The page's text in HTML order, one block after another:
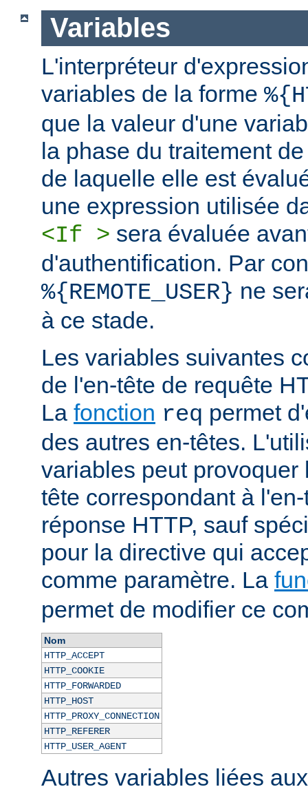
Variables
L'interpréteur
variables de la forme
que la valeur d'une
la phase du traitement
de laquelle elle est
une expression utilisée
<If > sera évaluée
d'authentification. Par
%{REMOTE_USER} ne
à ce stade.
Les variables suivantes
de l'en-tête de requête
La fonction req permet
des autres en-têtes.
variables peut provoquer
tête correspondant à
réponse HTTP, sauf
pour la directive qui
comme paramètre. La
permet de modifier ce
Nom
HTTP_ACCEPT
HTTP_COOKIE
HTTP_FORWARDED
HTTP_HOST
HTTP_PROXY_CONNECTION
HTTP_REFERER
HTTP_USER_AGENT
Autres variables liées